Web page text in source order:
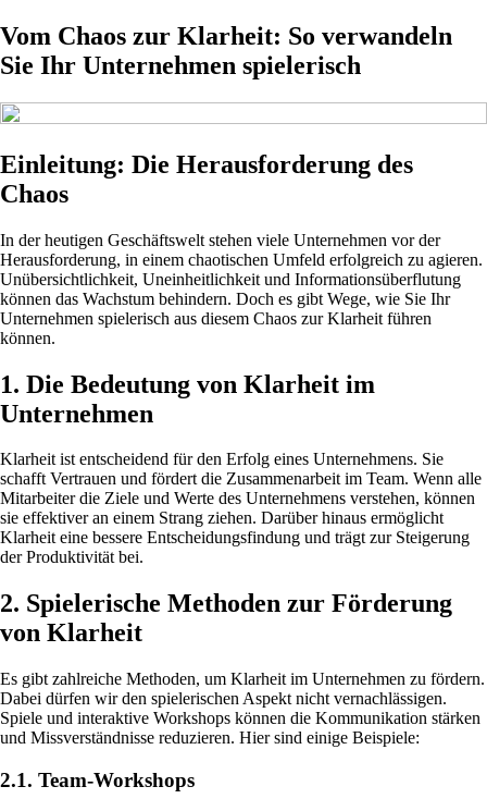
Vom Chaos zur Klarheit: So verwandeln
Sie Ihr Unternehmen spielerisch
Einleitung: Die Herausforderung des
Chaos
In der heutigen Geschäftswelt stehen viele Unternehmen vor der
Herausforderung, in einem chaotischen Umfeld erfolgreich zu agieren.
Unübersichtlichkeit, Uneinheitlichkeit und Informationsüberflutung
können das Wachstum behindern. Doch es gibt Wege, wie Sie Ihr
Unternehmen spielerisch aus diesem Chaos zur Klarheit führen
können.
1. Die Bedeutung von Klarheit im
Unternehmen
Klarheit ist entscheidend für den Erfolg eines Unternehmens. Sie
schafft Vertrauen und fördert die Zusammenarbeit im Team. Wenn alle
Mitarbeiter die Ziele und Werte des Unternehmens verstehen, können
sie effektiver an einem Strang ziehen. Darüber hinaus ermöglicht
Klarheit eine bessere Entscheidungsfindung und trägt zur Steigerung
der Produktivität bei.
2. Spielerische Methoden zur Förderung
von Klarheit
Es gibt zahlreiche Methoden, um Klarheit im Unternehmen zu fördern.
Dabei dürfen wir den spielerischen Aspekt nicht vernachlässigen.
Spiele und interaktive Workshops können die Kommunikation stärken
und Missverständnisse reduzieren. Hier sind einige Beispiele:
2.1. Team-Workshops